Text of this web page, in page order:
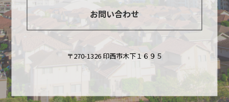
お問い合わせ
〒270-1326 印西市木下１６９５